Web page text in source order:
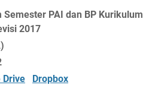
PAI dan BP Kurikulum
2017
Drive
Dropbox